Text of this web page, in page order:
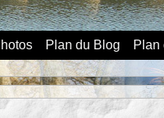
Plan du Blog Plan